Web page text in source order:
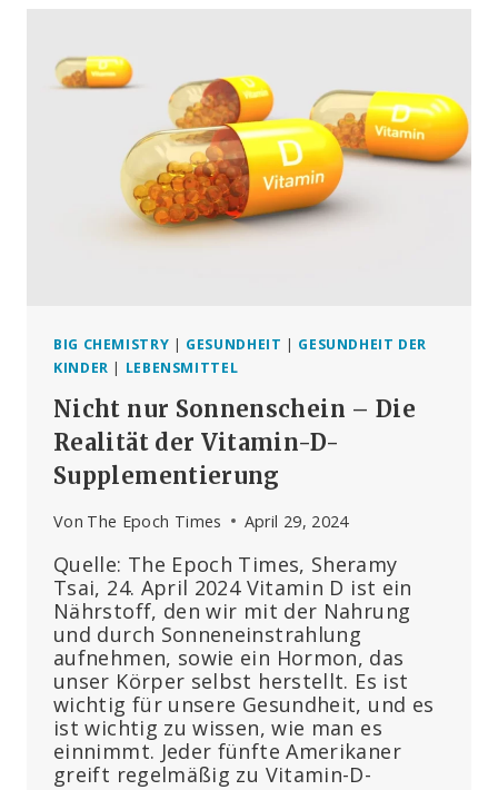
UND
WIRKT
SICH
AUF
DESSEN
GESUNDHEIT
AUS
BIG CHEMISTRY | GESUNDHEIT | GESUNDHEIT DER
KINDER | LEBENSMITTEL
Nicht nur Sonnenschein – Die
Realität der Vitamin-D-
Supplementierung
Von The Epoch Times April 29, 2024
Quelle: The Epoch Times, Sheramy
Tsai, 24. April 2024 Vitamin D ist ein
Nährstoff, den wir mit der Nahrung
und durch Sonneneinstrahlung
aufnehmen, sowie ein Hormon, das
unser Körper selbst herstellt. Es ist
wichtig für unsere Gesundheit, und es
ist wichtig zu wissen, wie man es
einnimmt. Jeder fünfte Amerikaner
greift regelmäßig zu Vitamin-D-